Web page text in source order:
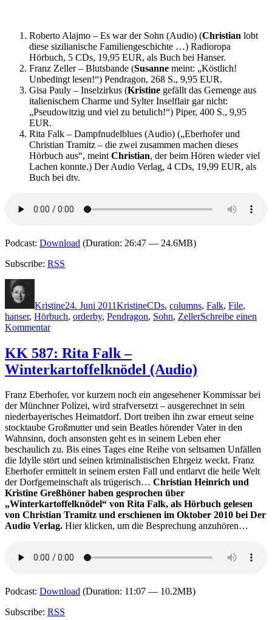
Roberto Alajmo – Es war der Sohn (Audio) (Christian lobt
diese sizilianische Familiengeschichte …) Radioropa
Hörbuch, 5 CDs, 19,95 EUR, als Buch bei Hanser.
Franz Zeller – Blutsbande (Susanne meint: „Köstlich!
Unbedingt lesen!“) Pendragon, 268 S., 9,95 EUR.
Gisa Pauly – Inselzirkus (Kristine gefällt das Gemenge aus
italienischem Charme und Sylter Inselflair gar nicht:
„Pseudowitzig und viel zu betulich!“) Piper, 400 S., 9,95
EUR.
Rita Falk – Dampfnudelblues (Audio) („Eberhofer und
Christian Tramitz – die zwei zusammen machen dieses
Hörbuch aus“, meint Christian, der beim Hören wieder viel
Lachen konnte.) Der Audio Verlag, 4 CDs, 19,99 EUR, als
Buch bei dtv.
Podcast: Download (Duration: 26:47 — 24.6MB)
Subscribe: RSS
Kristine24. Juni 2011KristineCDs, columns, Falk, File,
hanser, Hörbuch, orderby, Pendragon, Sohn, ZellerSchreibe einen
Kommentarzu
686:
Krimiplausch
6
1/2)
KK 587: Rita Falk –
Winterkartoffelknödel (Audio)
Franz Eberhofer, vor kurzem noch ein angesehener Kommissar bei
der Münchner Polizei, wird strafversetzt – ausgerechnet in sein
niederbayerisches Heimatdorf. Dort treiben ihn zwar erneut seine
stocktaube Großmutter und sein Beatles hörender Vater in den
Wahnsinn, doch ansonsten geht es in seinem Leben eher
beschaulich zu. Bis eines Tages eine Reihe von seltsamen Unfällen
die Idylle stört und seinen kriminalistischen Ehrgeiz weckt. Franz
Eberhofer ermittelt in seinem ersten Fall und entlarvt die heile Welt
der Dorfgemeinschaft als trügerisch… Christian Heinrich und
Kristine Greßhöner haben gesprochen über
„Winterkartoffelknödel“ von Rita Falk, als Hörbuch gelesen
von Christian Tramitz und erschienen im Oktober 2010 bei Der
Audio Verlag. Hier klicken, um die Besprechung anzuhören…
Podcast: Download (Duration: 11:07 — 10.2MB)
Subscribe: RSS